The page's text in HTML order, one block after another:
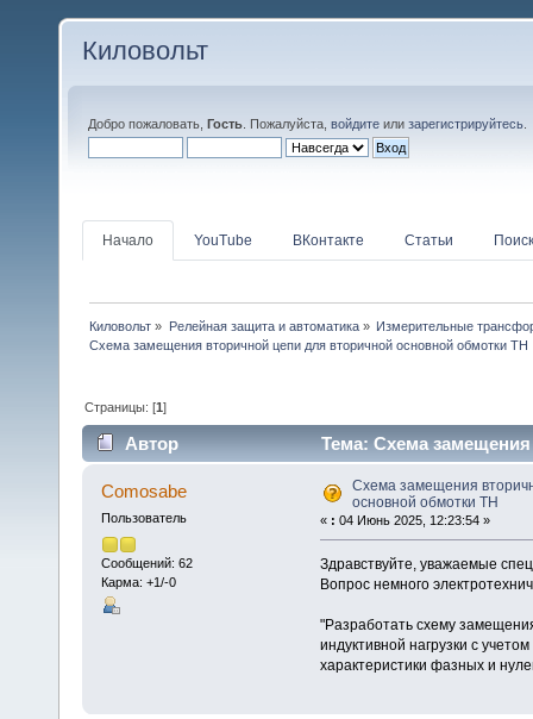
Киловольт
Добро пожаловать, Гость . Пожалуйста, войдите или зарегистрируйтесь
Начало YouTube ВКонтакте Статьи Поиск
Киловольт » Релейная защита и автоматика» Измерительные
Схема замещения вторичной цепи для вторичной основной обмотки ТН
Страницы: [1]
Автор
Тема: Схема
(Прочитано 17741 раз)
Comosabe
Пользователь
Сообщений: 62
Карма: +1/-0
Схема замещения
основной обмотки ТН
« : 04 Июнь 2025, 12:23:54 »
Здравствуйте, уважаемые
Вопрос немного
"Разработать схему
индуктивной нагрузки с
характеристики фазных и